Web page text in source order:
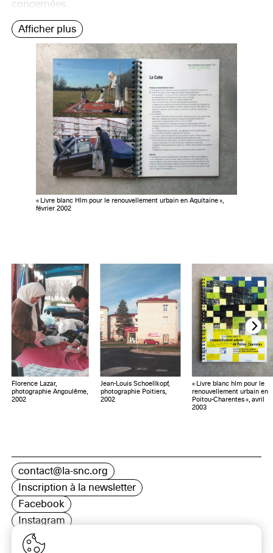
concernées.
Afficher plus
« Livre blanc Hlm pour le renouvellement urbain en Aquitaine »,
février 2002
Florence Lazar,
photographie Angoulême,
2002
Jean-Louis Schoellkopf,
photographie Poitiers,
2002
« Livre blanc hlm pour le
renouvellement urbain en
Poitou-Charentes », avril
2003
contact@la-snc.org
Inscription à la newsletter
Facebook
Instagram
LinkedIn